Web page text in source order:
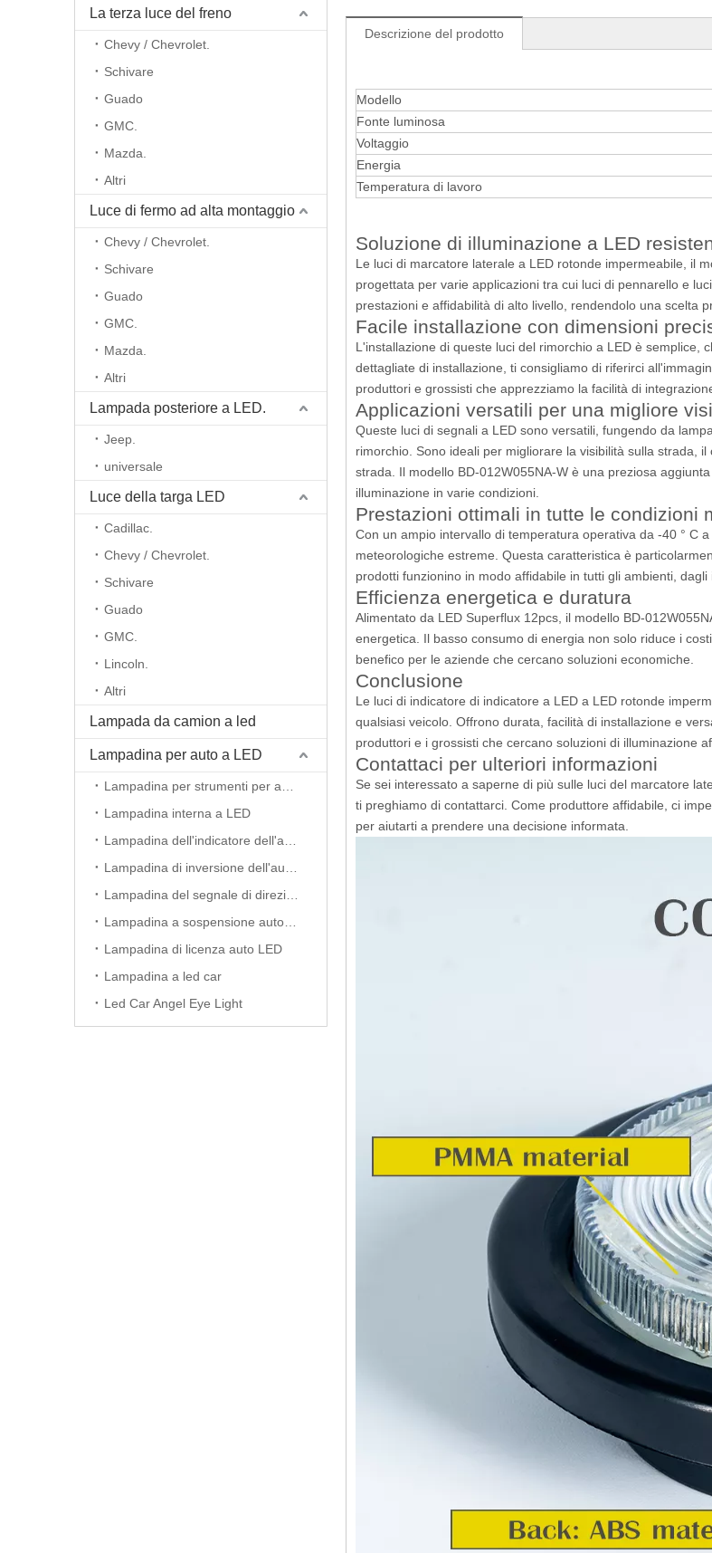
La terza luce del freno
Chevy / Chevrolet.
Schivare
Guado
GMC.
Mazda.
Altri
Luce di fermo ad alta montaggio
Chevy / Chevrolet.
Schivare
Guado
GMC.
Mazda.
Altri
Lampada posteriore a LED.
Jeep.
universale
Luce della targa LED
Cadillac.
Chevy / Chevrolet.
Schivare
Guado
GMC.
Lincoln.
Altri
Lampada da camion a led
Lampadina per auto a LED
Lampadina interna a LED
Lampadina di licenza auto LED
Lampadina a led car
Led Car Angel Eye Light
Descrizione del prodotto
Modello
Fonte luminosa
Voltaggio
Energia
Temperatura di lavoro
Soluzione di illuminazione a LED
Le luci di marcatore laterale a LED rotonde impermeabile, il
progettata per varie applicazioni tra cui luci di pennarello e
prestazioni e affidabilità di alto livello, rendendolo una scelta
Facile installazione con dimensioni
L'installazione di queste luci del rimorchio a LED è semplice,
dettagliate di installazione, ti consigliamo di riferirci
produttori e grossisti che apprezziamo la facilità di
Applicazioni versatili per una migliore
Queste luci di segnali a LED sono versatili, fungendo da
rimorchio. Sono ideali per migliorare la visibilità sulla strada,
strada. Il modello BD-012W055NA-W è una preziosa
illuminazione in varie condizioni.
Prestazioni ottimali in tutte le condizioni
Con un ampio intervallo di temperatura operativa da -40 ° C
meteorologiche estreme. Questa caratteristica è
prodotti funzionino in modo affidabile in tutti gli ambienti,
Efficienza energetica e duratura
Alimentato da LED Superflux 12pcs, il modello BD-
energetica. Il basso consumo di energia non solo riduce i
benefico per le aziende che cercano soluzioni economiche.
Conclusione
Le luci di indicatore di indicatore a LED a LED rotonde
qualsiasi veicolo. Offrono durata, facilità di installazione e
produttori e i grossisti che cercano soluzioni di illuminazione
Contattaci per ulteriori informazioni
Se sei interessato a saperne di più sulle luci del marcatore
ti preghiamo di contattarci. Come produttore affidabile, ci
per aiutarti a prendere una decisione informata.